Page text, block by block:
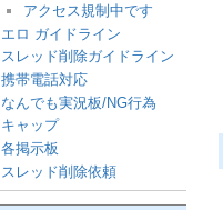
アクセス規制中です
エロ ガイドライン
スレッド削除ガイドライン
携帯電話対応
なんでも実況板/NG行為
キャップ
各掲示板
スレッド削除依頼